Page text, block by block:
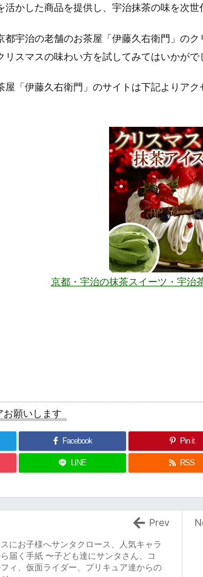
活かした商品を提供し、宇治抹茶の味を次世
都宇治の老舗のお茶屋「伊藤久右衛門」の
スマスの味わい方を試してみてはいかがで
「伊藤久右衛門」のサイトは下記よりアク
京都・宇治の抹茶スイーツ・宇治
お願いします
Facebook Pin it
LINE RSS
にお子様へサンタクロース、人気キャラ
届く手紙 〜子ども達にサンタさん、コ
ィ、仮面ライダー、プリキュア達からの
Prev